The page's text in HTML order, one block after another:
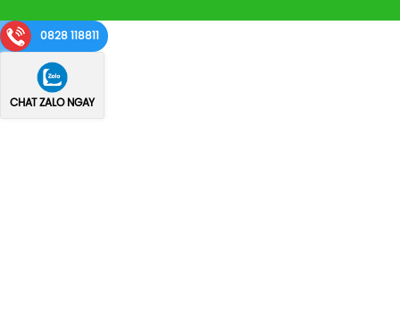
0828 118811
CHAT ZALO NGAY